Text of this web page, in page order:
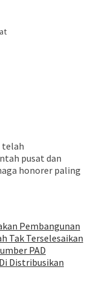
telah
pusat dan
honorer paling
Pembangunan
Tak Terselesaikan
PAD
Distribusikan